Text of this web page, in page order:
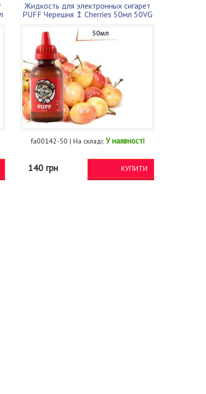
Жидкость для электронных сигарет
PUFF Черешня ↥ Cherries 50мл 50VG
50P...
fa00142-50 | На складі: У наявності
140 грн КУПИТИ